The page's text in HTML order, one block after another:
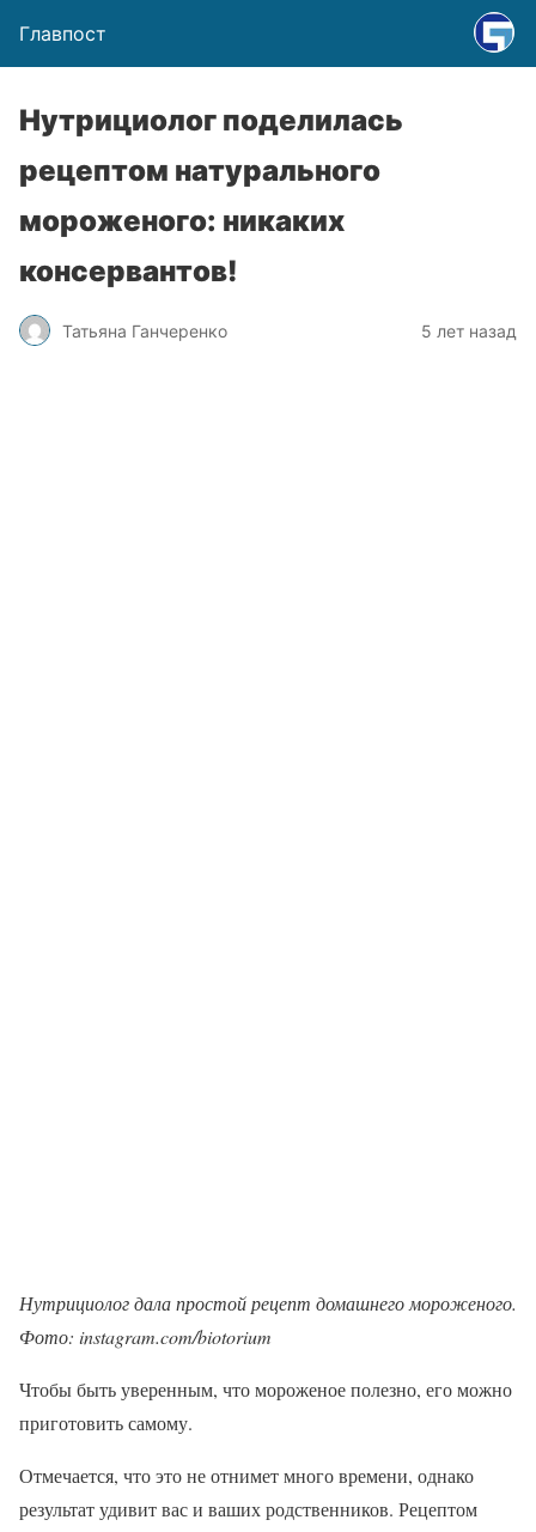
Главпост
Нутрициолог поделилась
рецептом натурального
мороженого: никаких
консервантов!
Татьяна Ганчеренко 5 лет назад
Нутрициолог дала простой рецепт домашнего мороженого.
Фото: instagram.com/biotorium
Чтобы быть уверенным, что мороженое полезно, его можно
приготовить самому.
Отмечается, что это не отнимет много времени, однако
результат удивит вас и ваших родственников. Рецептом